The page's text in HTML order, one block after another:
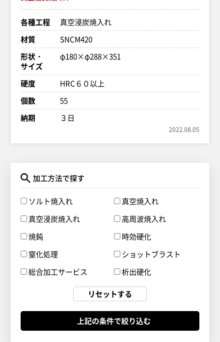
各種工程
真空浸炭焼入れ
材質
SNCM420
形状・
サイズ
φ180×φ288×351
硬度
HRC６０以上
個数
55
納期
３日
2022.08.05
加工方法で探す
ソルト焼入れ
真空焼入れ
真空浸炭焼入れ
高周波焼入れ
焼鈍
時効硬化
窒化処理
ショットブラスト
総合加工サービス
析出硬化
リセットする